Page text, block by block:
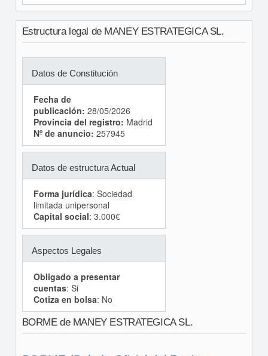
Estructura legal de MANEY ESTRATEGICA SL.
Datos de Constitución
Fecha de
publicación: 28/05/2026
Provincia del registro: Madrid
Nº de anuncio: 257945
Datos de estructura Actual
Forma jurídica: Sociedad
limitada unipersonal
Capital social: 3.000€
Aspectos Legales
Obligado a presentar
cuentas: Si
Cotiza en bolsa: No
BORME de MANEY ESTRATEGICA SL.